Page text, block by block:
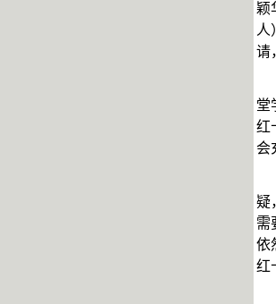
颖
人
请
堂
红
会
疑
需
依
红